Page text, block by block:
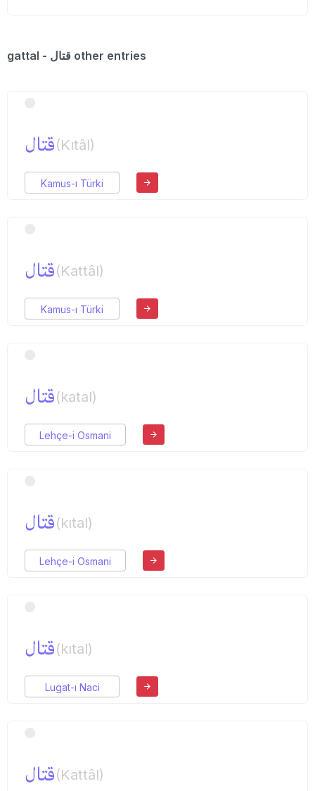
gattal - قتال other entries
قتال(Kıtâl)
Kamus-ı Türki
قتال(Kattâl)
Kamus-ı Türki
قتال(katal)
Lehçe-i Osmani
قتال(kıtal)
Lehçe-i Osmani
قتال(kıtal)
Lugat-ı Naci
قتال(Kattâl)